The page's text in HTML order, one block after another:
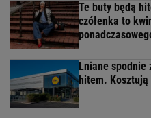
Te buty będą
czółenka to
Lniane spodnie
hitem. Kosztują